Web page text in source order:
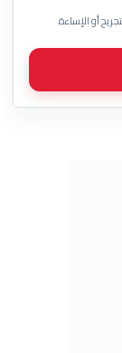
أو الإساءة